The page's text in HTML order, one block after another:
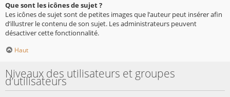
Que sont les icônes de sujet ?
Les icônes de sujet sont de petites images que l’auteur peut insérer afin
d’illustrer le contenu de son sujet. Les administrateurs peuvent
désactiver cette fonctionnalité.
Haut
Niveaux des utilisateurs et groupes
d’utilisateurs